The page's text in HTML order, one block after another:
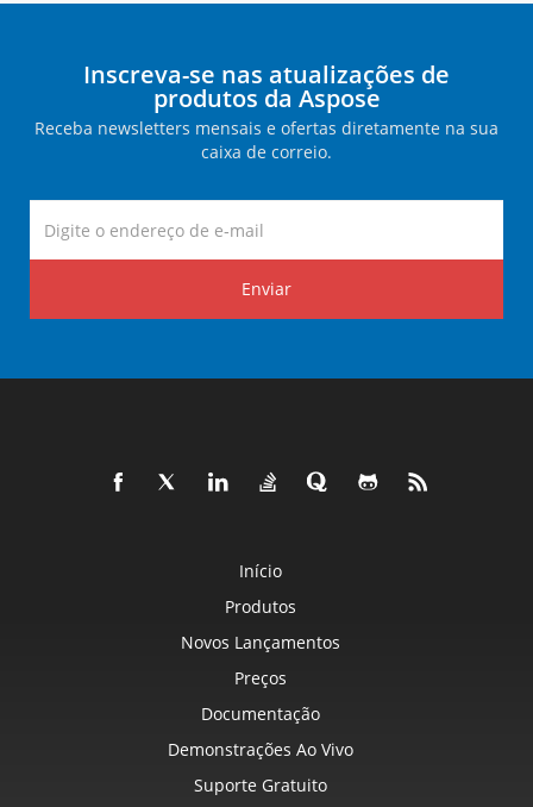
Inscreva-se nas atualizações de
produtos da Aspose
Receba newsletters mensais e ofertas diretamente na sua
caixa de correio.
Enviar
Início
Produtos
Novos Lançamentos
Preços
Documentação
Demonstrações Ao Vivo
Suporte Gratuito